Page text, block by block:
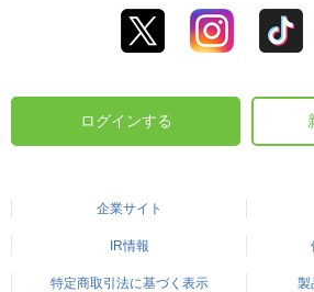
ログインする
企業サイト
IR情報
特定商取引法に基づく表示 製